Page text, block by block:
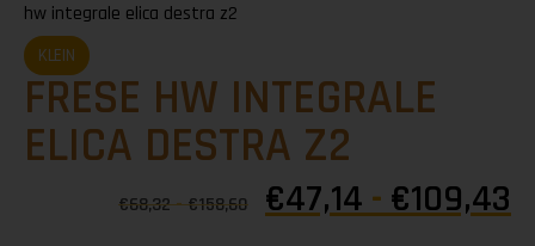
hw integrale elica destra z2
KLEIN
FRESE HW INTEGRALE
ELICA DESTRA Z2
€68,32-€158,60 €47,14 - €109,43